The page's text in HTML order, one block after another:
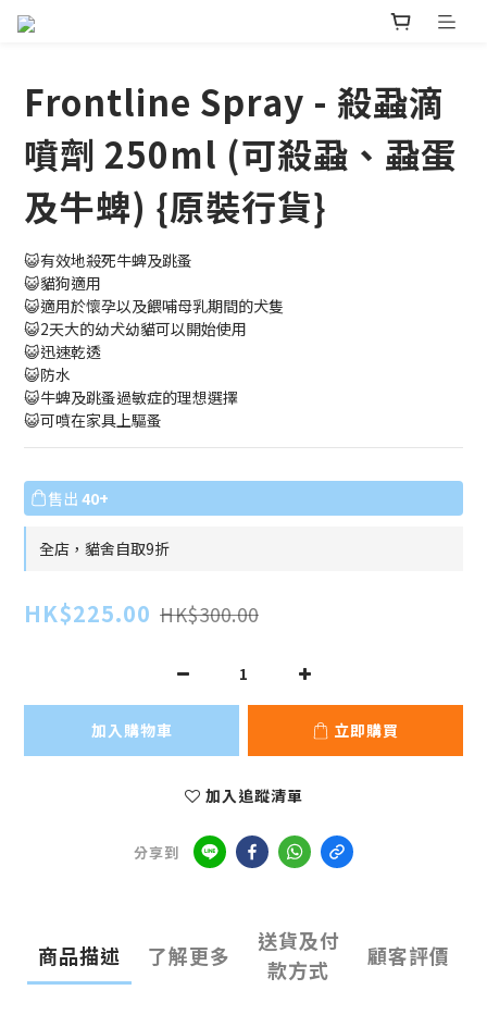
Frontline Spray - 殺蝨滴
噴劑 250ml (可殺蝨、蝨蛋
及牛蜱) {原裝行貨}
😺有效地殺死牛蜱及跳蚤
😺貓狗適用
😺適用於懷孕以及餵哺母乳期間的犬隻
😺2天大的幼犬幼貓可以開始使用
😺迅速乾透
😺防水
😺牛蜱及跳蚤過敏症的理想選擇
😺可噴在家具上驅蚤
售出 40+
全店，貓舍自取9折
HK$225.00 HK$300.00
加入購物車 立即購買
加入追蹤清單
分享到
商品描述 了解更多
送貨及付
款方式
顧客評價